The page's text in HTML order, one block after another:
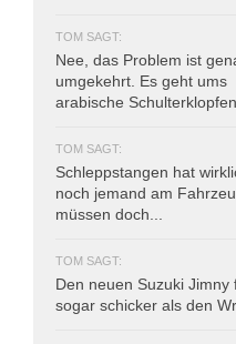
TOM SAGT:
Nee, das Problem ist
umgekehrt. Es geht ums
arabische
TOM SAGT:
Schleppstangen hat
noch jemand am
müssen doch...
TOM SAGT:
Den neuen Suzuki Jimny
sogar schicker als den